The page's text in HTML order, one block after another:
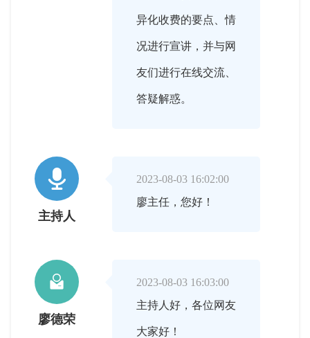
异化收费的要点、情
况进行宣讲，并与网
友们进行在线交流、
答疑解惑。

主持人
2023-08-03 16:02:00
廖主任，您好！

廖德荣
2023-08-03 16:03:00
主持人好，各位网友
大家好！